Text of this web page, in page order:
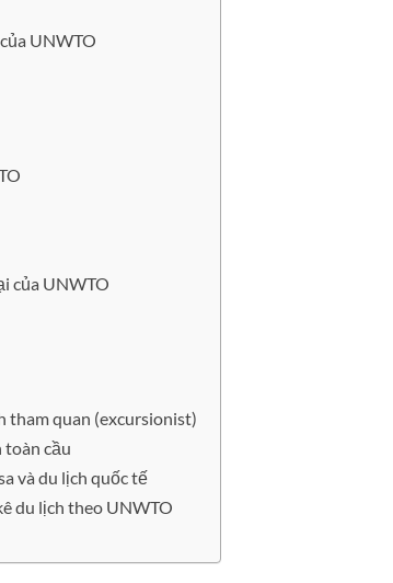
UNWTO
của UNWTO
tham quan (excursionist)
toàn cầu
và du lịch quốc tế
du lịch theo UNWTO